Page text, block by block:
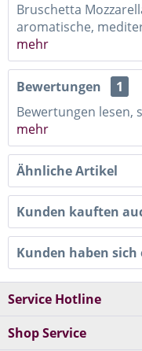
Bruschetta
aromatische,
mehr
Bewertungen
1
Bewertungen lesen,
mehr
Ähnliche Artikel
Kunden kauften
Kunden haben sich
Service Hotline
Shop Service